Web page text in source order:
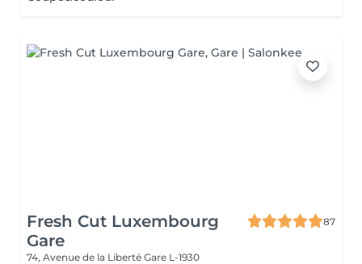
Fresh Cut Luxembourg
Gare
87
74, Avenue de la Liberté Gare L-1930